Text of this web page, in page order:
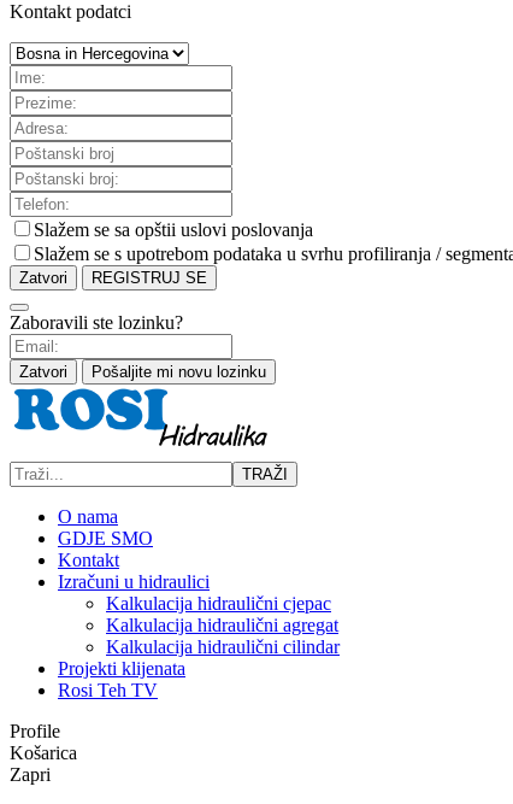
Kontakt podatci
Slažem se sa opštii uslovi poslovanja
Slažem se s upotrebom podataka u svrhu profiliranja /
Zatvori REGISTRUJ SE
Zaboravili ste lozinku?
Zatvori Pošaljite mi novu lozinku
TRAŽI
O nama
GDJE SMO
Kontakt
Izračuni u hidraulici
Kalkulacija hidraulični cjepac
Kalkulacija hidraulični agregat
Kalkulacija hidraulični cilindar
Projekti klijenata
Rosi Teh TV
Profile
Košarica
Zapri